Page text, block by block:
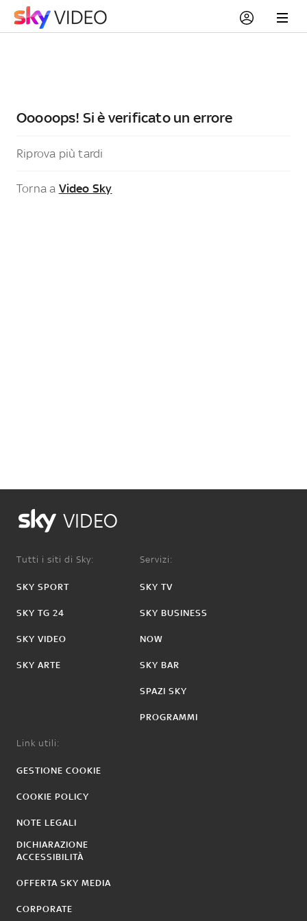
Ooooops! Si è verificato un errore
Riprova più tardi
Torna a Video Sky
VIDEO
Tutti i siti di Sky:
SKY SPORT
SKY TG 24
SKY VIDEO
SKY ARTE
Servizi:
SKY TV
SKY BUSINESS
NOW
SKY BAR
SPAZI SKY
PROGRAMMI
Link utili:
GESTIONE COOKIE
COOKIE POLICY
NOTE LEGALI
DICHIARAZIONE
ACCESSIBILITÀ
OFFERTA SKY MEDIA
CORPORATE